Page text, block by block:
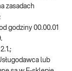
zasadach
godziny 00.00.01
lub